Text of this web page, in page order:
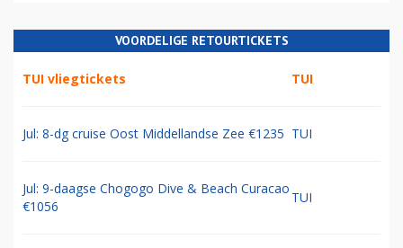
VOORDELIGE RETOURTICKETS
TUI vliegtickets TUI
Jul: 8-dg cruise Oost Middellandse Zee €1235 TUI
Jul: 9-daagse Chogogo Dive & Beach Curacao
€1056
TUI